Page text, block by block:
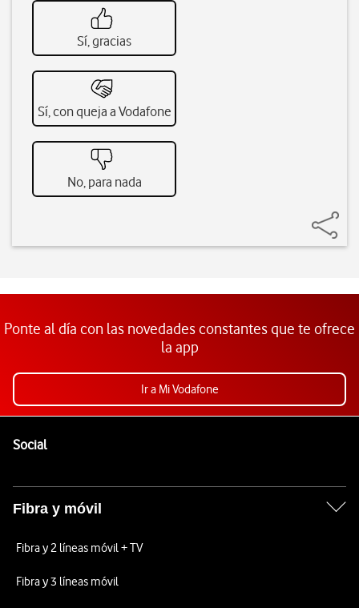
Sí, gracias
Sí, con queja a Vodafone
No, para nada
Ponte al día con las novedades constantes que te ofrece
la app
Ir a Mi Vodafone
SocialEnlaces a las redes sociales de Vodafone
Fibra y móvil
Fibra y 2 líneas móvil + TV
Fibra y 3 líneas móvil